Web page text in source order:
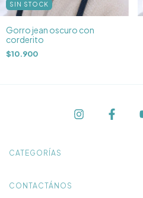
SIN STOCK
Gorro jean oscuro con
corderito
$10.900
CATEGORÍAS
CONTACTÁNOS